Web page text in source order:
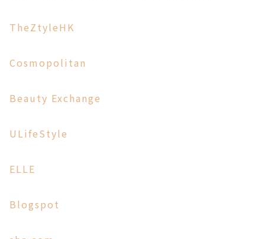
TheZtyleHK
Cosmopolitan
Beauty Exchange
ULifeStyle
ELLE
Blogspot